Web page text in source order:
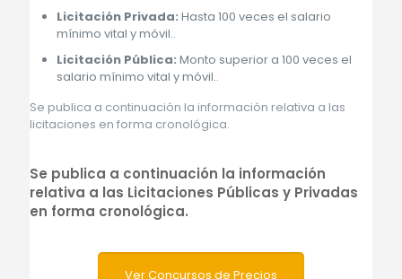
Licitación Privada: Hasta 100 veces el salario
mínimo vital y móvil..
Licitación Pública: Monto superior a 100 veces el
salario mínimo vital y móvil..
Se publica a continuación la información relativa a las
licitaciones en forma cronológica.
Se publica a continuación la información
relativa a las Licitaciones Públicas y Privadas
en forma cronológica.
Ver Concursos de Precios